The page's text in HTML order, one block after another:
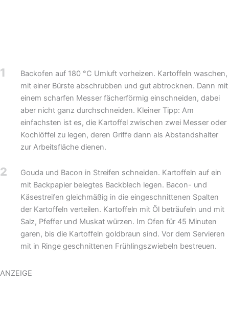
1
Backofen auf 180 °C Umluft vorheizen. Kartoffeln waschen,
mit einer Bürste abschrubben und gut abtrocknen. Dann mit
einem scharfen Messer fächerförmig einschneiden, dabei
aber nicht ganz durchschneiden. Kleiner Tipp: Am
einfachsten ist es, die Kartoffel zwischen zwei Messer oder
Kochlöffel zu legen, deren Griffe dann als Abstandshalter
zur Arbeitsfläche dienen.
2
Gouda und Bacon in Streifen schneiden. Kartoffeln auf ein
mit Backpapier belegtes Backblech legen. Bacon- und
Käsestreifen gleichmäßig in die eingeschnittenen Spalten
der Kartoffeln verteilen. Kartoffeln mit Öl beträufeln und mit
Salz, Pfeffer und Muskat würzen. Im Ofen für 45 Minuten
garen, bis die Kartoffeln goldbraun sind. Vor dem Servieren
mit in Ringe geschnittenen Frühlingszwiebeln bestreuen.
ANZEIGE